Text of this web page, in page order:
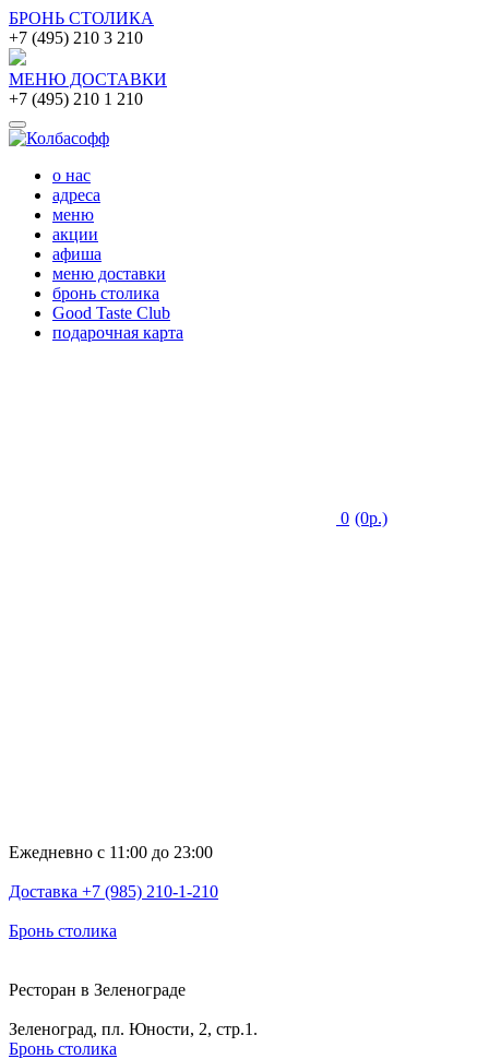
БРОНЬ СТОЛИКА
+7 (495) 210 3 210
МЕНЮ ДОСТАВКИ
+7 (495) 210 1 210
о нас
адреса
меню
акции
афиша
меню доставки
бронь столика
Good Taste Club
подарочная карта
0 (0р.)
Ежедневно с 11:00 до 23:00
Доставка +7 (985) 210-1-210
Бронь столика
Ресторан в Зеленограде
Зеленоград, пл. Юности, 2, стр.1.
Бронь столика